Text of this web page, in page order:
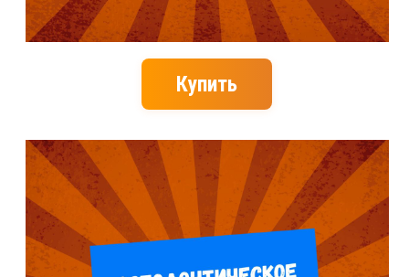
Купить